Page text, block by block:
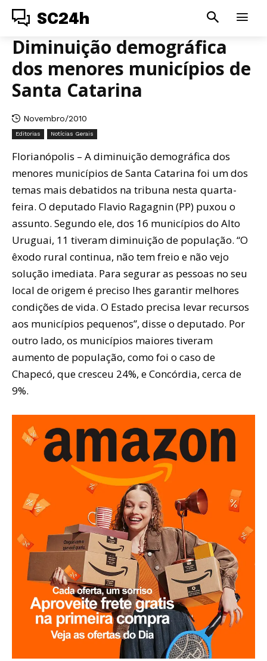
SC24h
Diminuição demográfica
dos menores municípios de
Santa Catarina
Novembro/2010
Editorias Notícias Gerais
Florianópolis – A diminuição demográfica dos
menores municípios de Santa Catarina foi um dos
temas mais debatidos na tribuna nesta quarta-
feira. O deputado Flavio Ragagnin (PP) puxou o
assunto. Segundo ele, dos 16 municípios do Alto
Uruguai, 11 tiveram diminuição de população. “O
êxodo rural continua, não tem freio e não vejo
solução imediata. Para segurar as pessoas no seu
local de origem é preciso lhes garantir melhores
condições de vida. O Estado precisa levar recursos
aos municípios pequenos”, disse o deputado. Por
outro lado, os municípios maiores tiveram
aumento de população, como foi o caso de
Chapecó, que cresceu 24%, e Concórdia, cerca de
9%.